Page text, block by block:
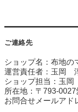
ご連絡先
ショップ名：布地の
運営責任者：玉岡
ショップ担当：玉
所在地：〒793-
お問合せメールアド